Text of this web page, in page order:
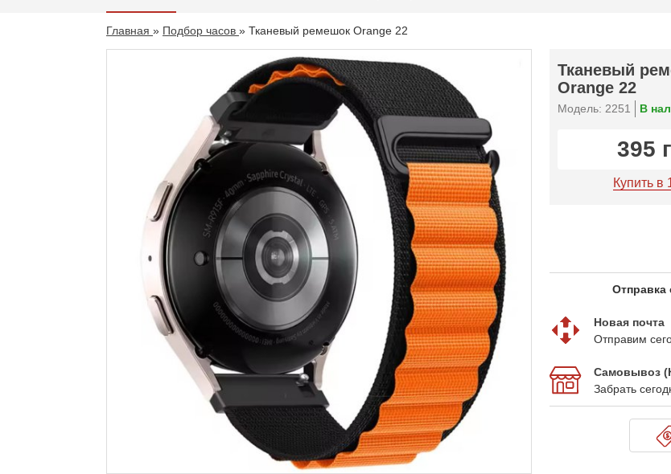
Главная » Подбор часов » Тканевый ремешок Orange 22
Тканевый
Orange 22
Модель: 2251 В
395
Купить в
Отправка
Новая почта
Отправим
Самовывоз
Забрать